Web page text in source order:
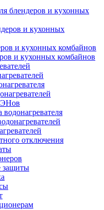
блендеров и кухонных
и кухонных
и кухонных комбайнов
и кухонных комбайнов
водонагревателя
отключения
защиты